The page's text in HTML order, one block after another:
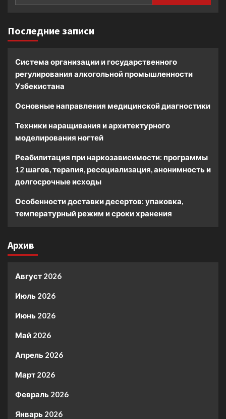
Последние записи
Система организации и государственного
регулирования алкогольной промышленности
Узбекистана
Основные направления медицинской диагностики
Техники наращивания и архитектурного
моделирования ногтей
Реабилитация при наркозависимости: программы
12 шагов, терапия, ресоциализация, анонимность и
долгосрочные исходы
Особенности доставки десертов: упаковка,
температурный режим и сроки хранения
Архив
Август 2026
Июль 2026
Июнь 2026
Май 2026
Апрель 2026
Март 2026
Февраль 2026
Январь 2026